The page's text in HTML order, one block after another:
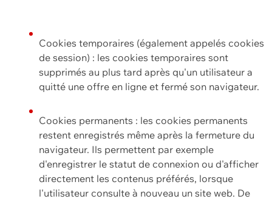
Cookies temporaires (également appelés cookies
de session) : les cookies temporaires sont
supprimés au plus tard après qu'un utilisateur a
quitté une offre en ligne et fermé son navigateur.
Cookies permanents : les cookies permanents
restent enregistrés même après la fermeture du
navigateur. Ils permettent par exemple
d'enregistrer le statut de connexion ou d'afficher
directement les contenus préférés, lorsque
l'utilisateur consulte à nouveau un site web. De